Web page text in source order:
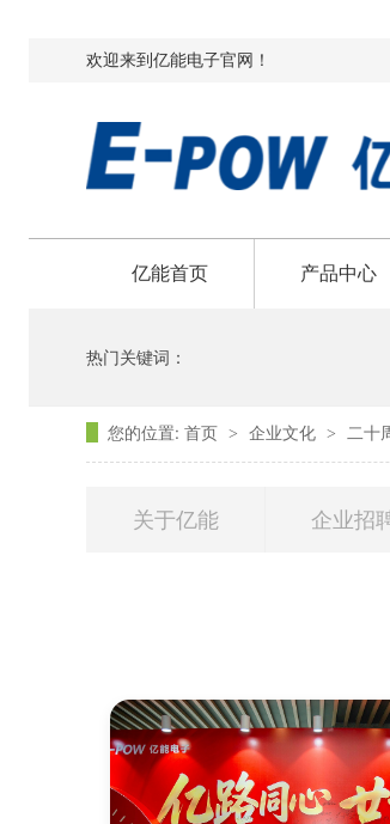
欢迎来到亿能电子官网！
亿能首页 产品中心
热门关键词：
您的位置: 首页 > 企业文化 > 二十
关于亿能 企业招